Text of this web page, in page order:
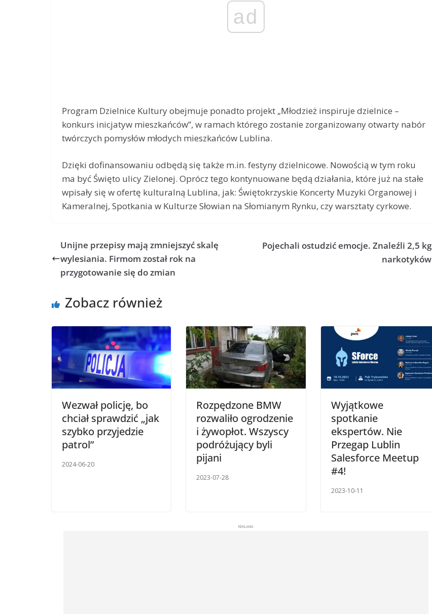
ad
Program Dzielnice Kultury obejmuje ponadto projekt „Młodzież inspiruje dzielnice –
konkurs inicjatyw mieszkańców”, w ramach którego zostanie zorganizowany otwarty nabór
twórczych pomysłów młodych mieszkańców Lublina.
Dzięki dofinansowaniu odbędą się także m.in. festyny dzielnicowe. Nowością w tym roku
ma być Święto ulicy Zielonej. Oprócz tego kontynuowane będą działania, które już na stałe
wpisały się w ofertę kulturalną Lublina, jak: Świętokrzyskie Koncerty Muzyki Organowej i
Kameralnej, Spotkania w Kulturze Słowian na Słomianym Rynku, czy warsztaty cyrkowe.
Unijne przepisy mają zmniejszyć skalę
wylesiania. Firmom został rok na
przygotowanie się do zmian
Pojechali ostudzić emocje. Znaleźli 2,5 kg
narkotyków
Zobacz również
Wezwał policję, bo
chciał sprawdzić „jak
szybko przyjedzie
patrol”
2024-06-20
Rozpędzone BMW
rozwaliło ogrodzenie
i żywopłot. Wszyscy
podróżujący byli
pijani
2023-07-28
Wyjątkowe
spotkanie
ekspertów. Nie
Przegap Lublin
Salesforce Meetup
#4!
2023-10-11
REKLAMA